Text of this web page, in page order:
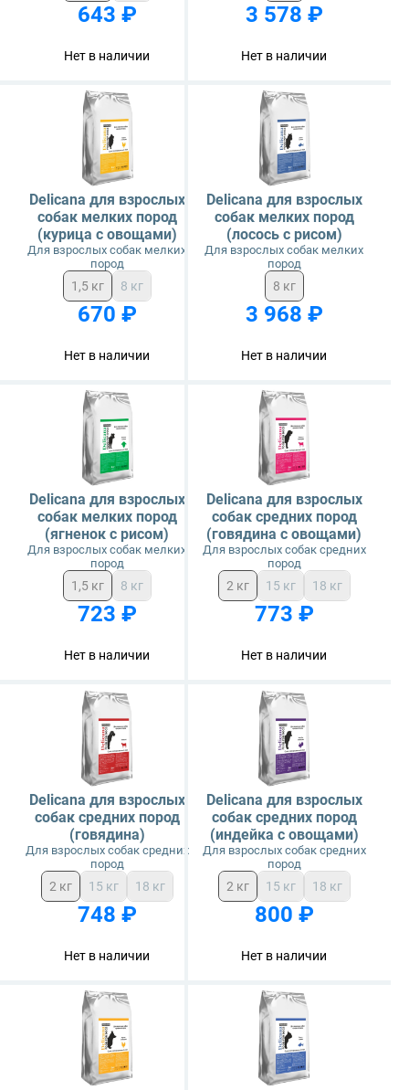
643 ₽
Нет в наличии
3 578 ₽
Нет в наличии
Delicana для взрослых
собак мелких пород
(курица с овощами)
Для взрослых собак мелких
пород
1,5 кг 8 кг
670 ₽
Нет в наличии
Delicana для взрослых
собак мелких пород
(лосось с рисом)
Для взрослых собак мелких
пород
8 кг
3 968 ₽
Нет в наличии
Delicana для взрослых
собак мелких пород
(ягненок с рисом)
Для взрослых собак мелких
пород
1,5 кг 8 кг
723 ₽
Нет в наличии
Delicana для взрослых
собак средних пород
(говядина с овощами)
Для взрослых собак средних
пород
2 кг 15 кг 18 кг
773 ₽
Нет в наличии
Delicana для взрослых
собак средних пород
(говядина)
Для взрослых собак средних
пород
2 кг 15 кг 18 кг
748 ₽
Нет в наличии
Delicana для взрослых
собак средних пород
(индейка с овощами)
Для взрослых собак средних
пород
2 кг 15 кг 18 кг
800 ₽
Нет в наличии